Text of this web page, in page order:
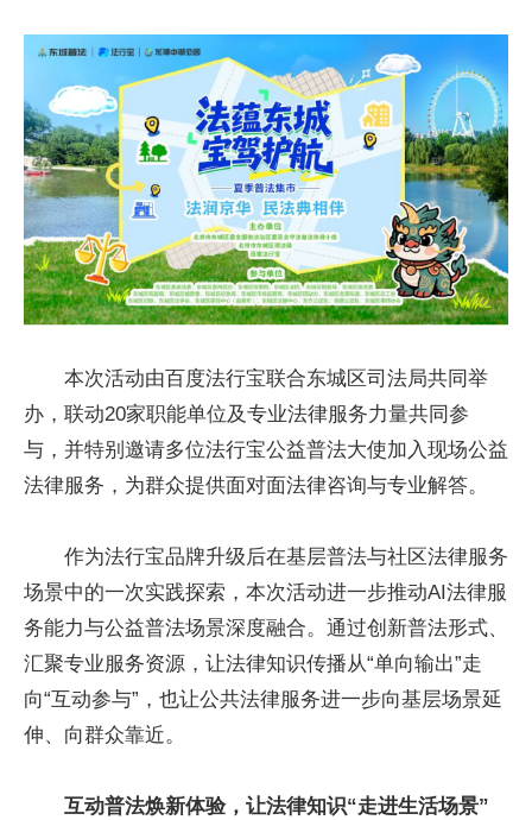
本次活动由百度法行宝联合东城区司法局共同举
办，联动20家职能单位及专业法律服务力量共同参
与，并特别邀请多位法行宝公益普法大使加入现场公益
法律服务，为群众提供面对面法律咨询与专业解答。
作为法行宝品牌升级后在基层普法与社区法律服务
场景中的一次实践探索，本次活动进一步推动AI法律服
务能力与公益普法场景深度融合。通过创新普法形式、
汇聚专业服务资源，让法律知识传播从“单向输出”走
向“互动参与”，也让公共法律服务进一步向基层场景延
伸、向群众靠近。
互动普法焕新体验，让法律知识“走进生活场景”